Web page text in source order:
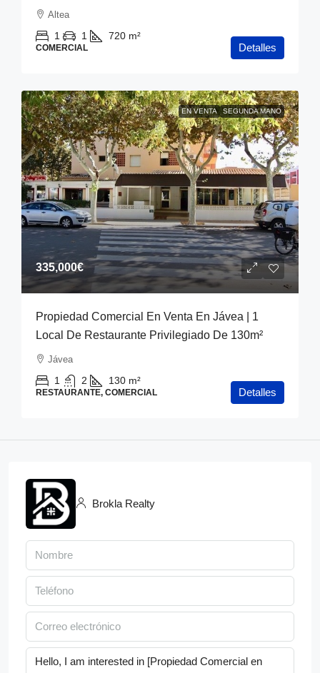
Altea
1 1 720 m²
COMERCIAL Detalles
EN VENTA SEGUNDA MANO
335,000€
Propiedad Comercial En Venta En Jávea | 1
Local De Restaurante Privilegiado De 130m²
Jávea
1 2 130 m²
RESTAURANTE, COMERCIAL Detalles
Brokla Realty